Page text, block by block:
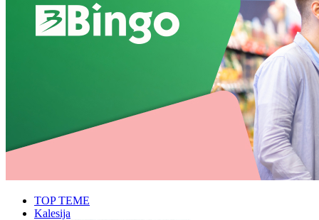
TOP TEME
Kalesija